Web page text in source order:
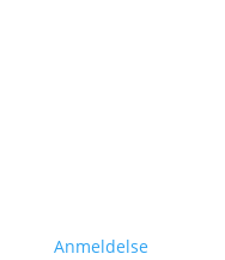
Anmeldelse